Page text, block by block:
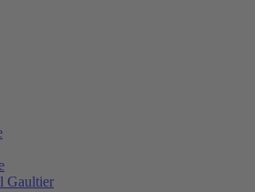
Gaultier